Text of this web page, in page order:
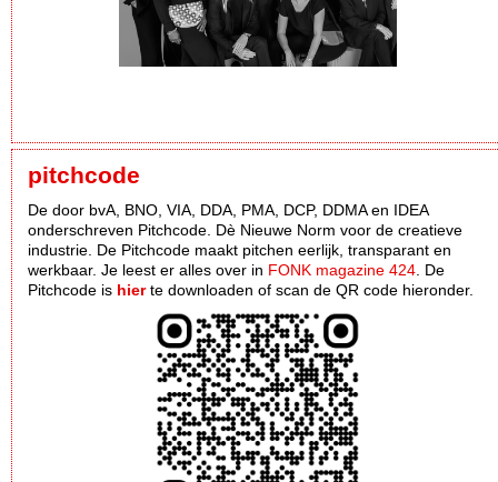
pitchcode
De door bvA, BNO, VIA, DDA, PMA, DCP, DDMA en IDEA
onderschreven Pitchcode. Dè Nieuwe Norm voor de creatieve
industrie. De Pitchcode maakt pitchen eerlijk, transparant en
werkbaar. Je leest er alles over in FONK magazine 424 . De
Pitchcode is hierte downloaden of scan de QR code hieronder.